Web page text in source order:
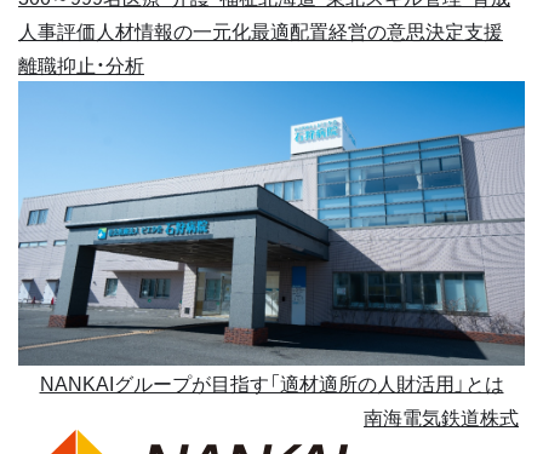
人事評価人材情報の一元化最適配置経営の意思決定支援
離職抑止・分析
NANKAIグループが目指す「適材適所の人財活用」とは
南海電気鉄道株式